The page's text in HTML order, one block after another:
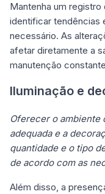
Mantenha um
identificar tendências
necessário. As
afetar diretamente a
manutenção
Iluminação e
Oferecer o ambiente
adequada e a
quantidade e o tipo
de acordo com as
Além disso, a